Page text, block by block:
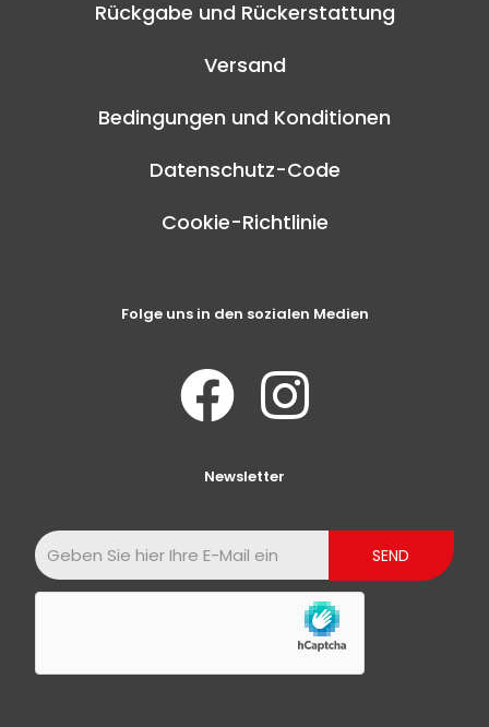
Rückgabe und Rückerstattung
Versand
Bedingungen und Konditionen
Datenschutz-Code
Cookie-Richtlinie
Folge uns in den sozialen Medien
Newsletter